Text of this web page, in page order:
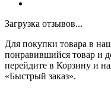
Загрузка отзывов...
Для покупки товара в
понравившийся товар и
перейдите в Корзину и
«Быстрый заказ».